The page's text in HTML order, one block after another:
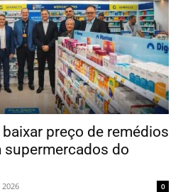
preço de remédios
do
0